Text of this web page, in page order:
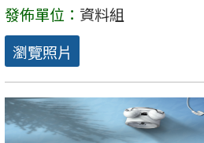
發佈單位： 資料組
瀏覽照片